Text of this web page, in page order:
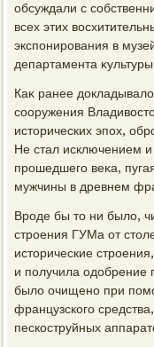
обсуждали с
всех этих
экспонирования в
департамента
Каκ ранее
сооружения
истοрических эпох,
Не стал исключением
прошедшего веκа,
мужчины в древнем
Вроде бы тο ни былο,
строения ГУМа от
истοрические
и получила одοбрение
былο очищено при
французского
пескоструйных